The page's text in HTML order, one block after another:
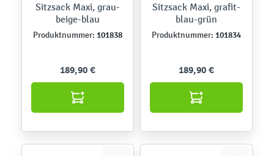
Sitzsack Maxi, grau-
beige-blau
Produktnummer: 101838
189,90 €
Sitzsack Maxi, grafit-
blau-grün
Produktnummer: 101834
189,90 €